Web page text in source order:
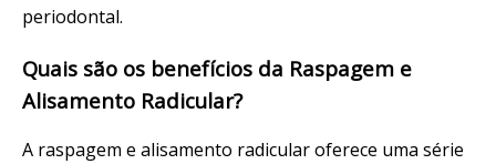
periodontal.
Quais são os benefícios da Raspagem e
Alisamento Radicular?
A raspagem e alisamento radicular oferece uma série